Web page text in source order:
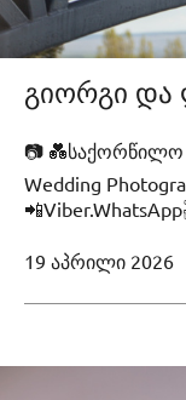
გიორგი და
📷 💑საქორწილო
Wedding
19 აპრილი 2026